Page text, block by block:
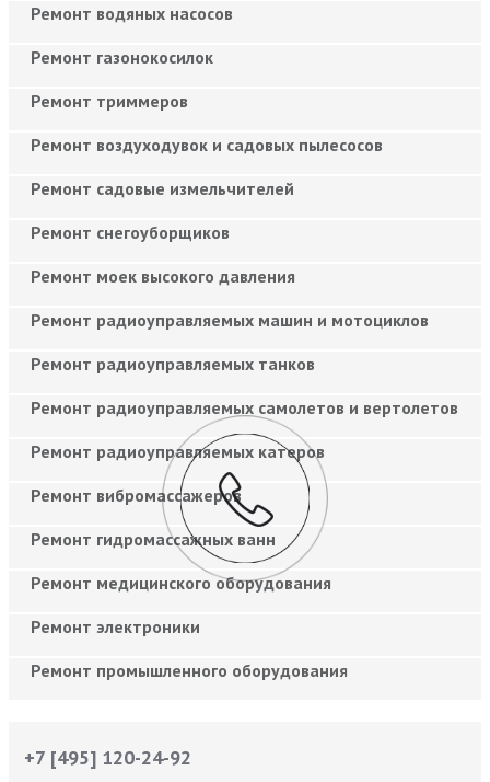
Ремонт водяных насосов
Ремонт газонокосилок
Ремонт триммеров
Ремонт воздуходувок и садовых пылесосов
Ремонт садовые измельчителей
Ремонт снегоуборщиков
Ремонт моек высокого давления
Ремонт радиоуправляемых машин и мотоциклов
Ремонт радиоуправляемых танков
Ремонт радиоуправляемых самолетов и вертолетов
Ремонт радиоуправляемых катеров
Ремонт вибромассажеров
Ремонт гидромассажных ванн
Ремонт медицинского оборудования
Ремонт электроники
Ремонт промышленного оборудования
+7 [495] 120-24-92